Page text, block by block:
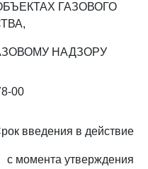
ГАЗОВОГО
НАДЗОРУ
00
введения в действие
с момента утверждения